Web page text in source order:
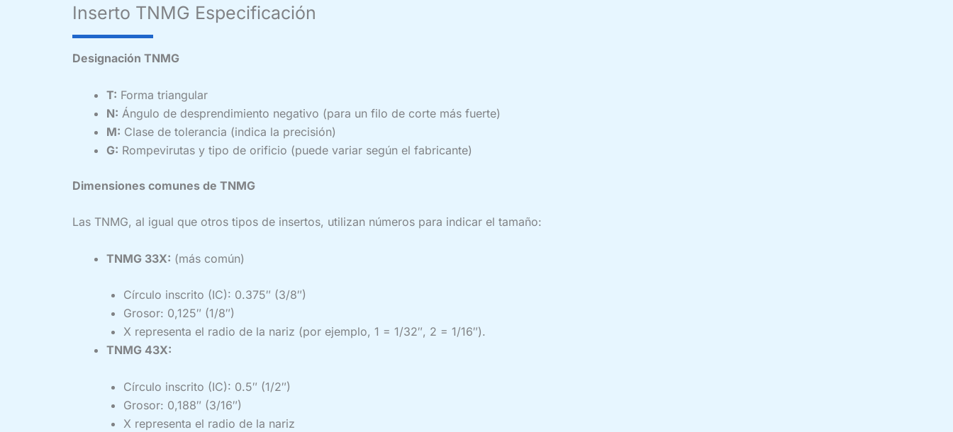
Inserto TNMG Especificación
Designación TNMG
T: Forma triangular
N: Ángulo de desprendimiento negativo (para un filo de corte más fuerte)
M: Clase de tolerancia (indica la precisión)
G: Rompevirutas y tipo de orificio (puede variar según el fabricante)
Dimensiones comunes de TNMG
Las TNMG, al igual que otros tipos de insertos, utilizan números para indicar el tamaño:
TNMG 33X: (más común)
Círculo inscrito (IC): 0.375″ (3/8″)
Grosor: 0,125″ (1/8″)
X representa el radio de la nariz (por ejemplo, 1 = 1/32″, 2 = 1/16″).
TNMG 43X:
Círculo inscrito (IC): 0.5″ (1/2″)
Grosor: 0,188″ (3/16″)
X representa el radio de la nariz